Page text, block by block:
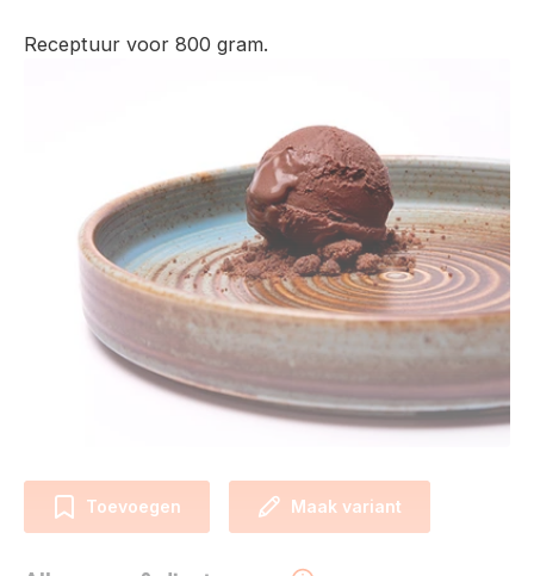
Receptuur voor 800 gram.
Toevoegen Maak variant